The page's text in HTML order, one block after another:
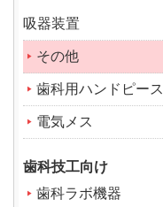
吸器装置
その他
歯科用ハンドピース
電気メス
歯科技工向け
歯科ラボ機器